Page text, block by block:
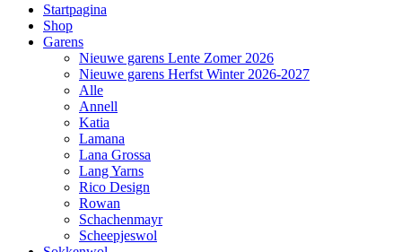
Startpagina
Shop
Garens
Nieuwe garens Lente Zomer 2026
Nieuwe garens Herfst Winter 2026-2027
Alle
Annell
Katia
Lamana
Lana Grossa
Lang Yarns
Rico Design
Rowan
Schachenmayr
Scheepjeswol